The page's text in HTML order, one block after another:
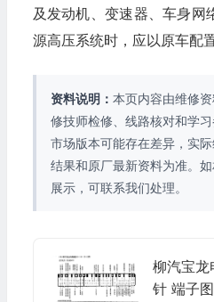
及发动机、变速器、车身网
源高压系统时，应以原车配
资料说明： 本页内容由维修
修技师检修、线路核对和学
市场版本可能存在差异，实
结果和原厂最新资料为准。
展示，可联系我们处理。
柳汽宝
针 端子图